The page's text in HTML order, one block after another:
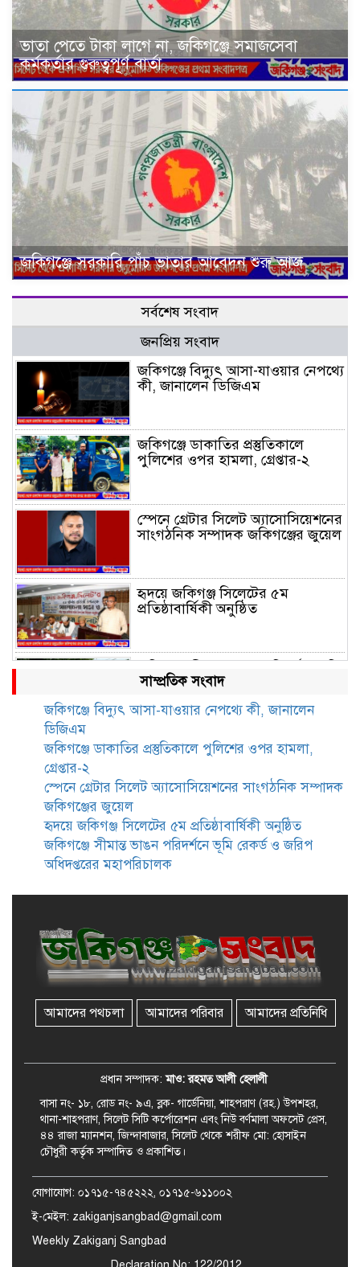
ভাতা পেতে টাকা লাগে না, জকিগঞ্জে সমাজসেবা
কর্মকর্তার গুরুত্বপূর্ণ বার্তা
জকিগঞ্জে সরকারি পাঁচ ভাতার আবেদন শুরু আজ
সর্বশেষ সংবাদ
জনপ্রিয় সংবাদ
জকিগঞ্জে বিদ্যুৎ আসা-যাওয়ার নেপথ্যে
কী, জানালেন ডিজিএম
জকিগঞ্জে ডাকাতির প্রস্তুতিকালে
পুলিশের ওপর হামলা, গ্রেপ্তার-২
স্পেনে গ্রেটার সিলেট অ্যাসোসিয়েশনের
সাংগঠনিক সম্পাদক জকিগঞ্জের জুয়েল
হৃদয়ে জকিগঞ্জ সিলেটের ৫ম
প্রতিষ্ঠাবার্ষিকী অনুষ্ঠিত
রেকর্ড ও জরিপ অধিদপ্তরের
জকিগঞ্জে নারী ও শিশু নির্যাতন ও
বাল্যবিবাহ প্রতিরোধে আন্তঃকলেজ
জকিগঞ্জে বালাউট ছাহেব বাড়ীর
উদ্যোগে দিনব্যাপী ফ্রি চক্ষু সেবা ক্যাম্প
জকিগঞ্জে সাজাপ্রাপ্ত আসামিসহ
রেলপথে যুক্ত হবে জকিগঞ্জ-কানাইঘাট,
শুরু হচ্ছে সম্ভাব্যতা সমীক্ষা
ছবি ঘিরে আলোচনা!
সাম্প্রতিক সংবাদ
জকিগঞ্জে বিদ্যুৎ আসা-যাওয়ার নেপথ্যে কী, জানালেন
ডিজিএম
জকিগঞ্জে ডাকাতির প্রস্তুতিকালে পুলিশের ওপর হামলা,
গ্রেপ্তার-২
স্পেনে গ্রেটার সিলেট অ্যাসোসিয়েশনের সাংগঠনিক সম্পাদক
জকিগঞ্জের জুয়েল
হৃদয়ে জকিগঞ্জ সিলেটের ৫ম প্রতিষ্ঠাবার্ষিকী অনুষ্ঠিত
জকিগঞ্জে সীমান্ত ভাঙন পরিদর্শনে ভূমি রেকর্ড ও জরিপ
অধিদপ্তরের মহাপরিচালক
আমাদের পথচলা আমাদের পরিবার আমাদের প্রতিনিধি
প্রধান সম্পাদক:মাও: রহমত আলী হেলালী
বাসা নং- ১৮, রোড নং- ৯এ, ব্লক- গার্ডেনিয়া, শাহপরাণ (রহ.) উপশহর,
থানা-শাহপরাণ, সিলেট সিটি কর্পোরেশন এবং নিউ বর্ণমালা অফসেট প্রেস,
৪৪ রাজা ম্যানশন, জিন্দাবাজার, সিলেট থেকে শরীফ মো: হোসাইন
চৌধুরী কর্তৃক সম্পাদিত ও প্রকাশিত।
যোগাযোগ: ০১৭১৫-৭৪৫২২২, ০১৭১৫-৬১১০০২
ই-মেইল: zakiganjsangbad@gmail.com
Weekly Zakiganj Sangbad